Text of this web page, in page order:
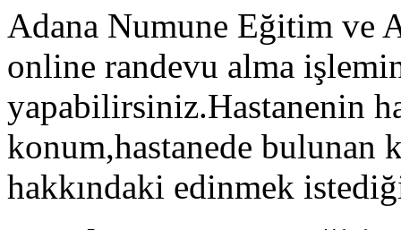
Adana Numune Eğitim ve
online randevu alma
yapabilirsiniz.Hastanenin
konum,hastanede
hakkındaki edinmek